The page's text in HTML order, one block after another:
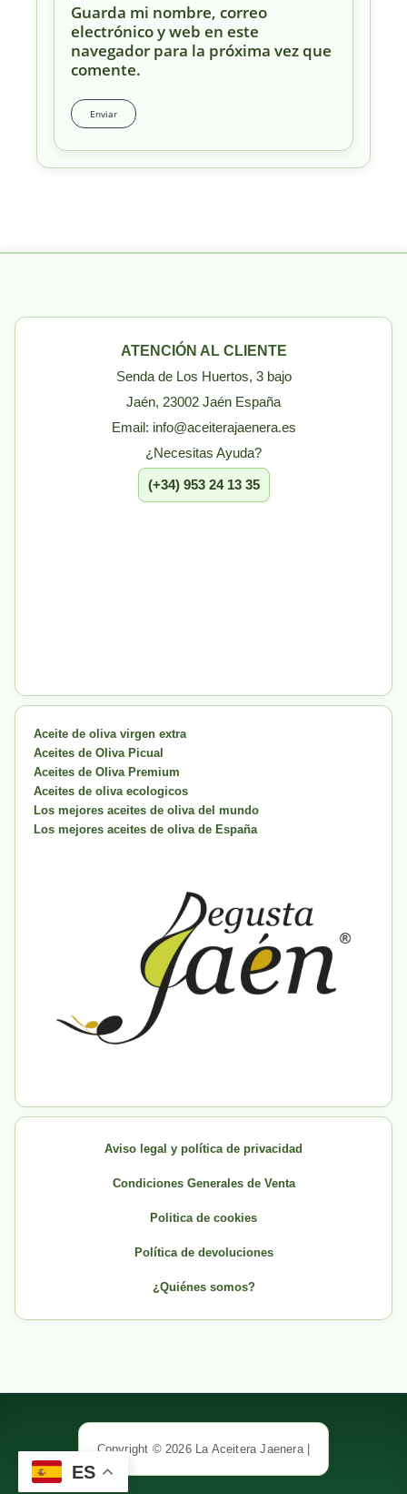
Guarda mi nombre, correo
electrónico y web en este
navegador para la próxima vez que
comente.
ATENCIÓN AL CLIENTE
Senda de Los Huertos, 3 bajo
Jaén, 23002 Jaén España
Email: info@aceiterajaenera.es
¿Necesitas Ayuda?
(+34) 953 24 13 35
Aceite de oliva virgen extra
Aceites de Oliva Picual
Aceites de Oliva Premium
Aceites de oliva ecologicos
Los mejores aceites de oliva del mundo
Los mejores aceites de oliva de España
Aviso legal y política de privacidad
Condiciones Generales de Venta
Politica de cookies
Política de devoluciones
¿Quiénes somos?
Copyright © 2026 La Aceitera Jaenera |
ES